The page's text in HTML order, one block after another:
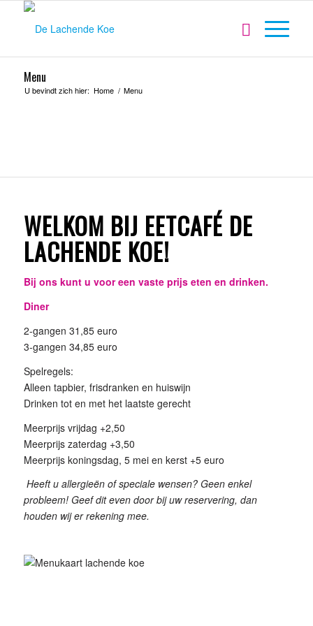
Menu
U bevindt zich hier: Home / Menu
WELKOM BIJ EETCAFÉ DE
LACHENDE KOE!
Bij ons kunt u voor een vaste prijs eten en drinken.
Diner
2-gangen 31,85 euro
3-gangen 34,85 euro
Spelregels:
Alleen tapbier, frisdranken en huiswijn
Drinken tot en met het laatste gerecht
Meerprijs vrijdag +2,50
Meerprijs zaterdag +3,50
Meerprijs koningsdag, 5 mei en kerst +5 euro
Heeft u allergieën of speciale wensen? Geen enkel
probleem! Geef dit even door bij uw reservering, dan
houden wij er rekening mee.